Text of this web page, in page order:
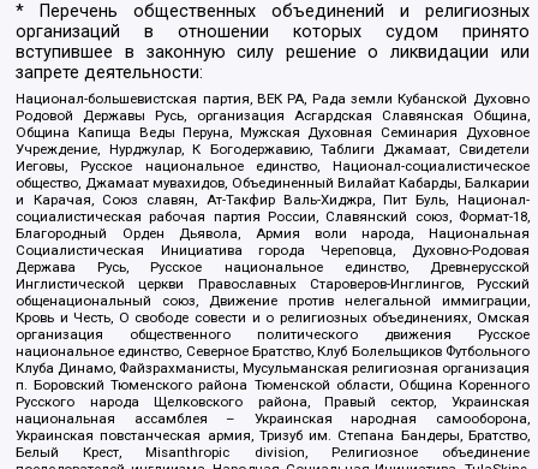
* Перечень общественных объединений и религиозных
организаций в отношении которых судом принято
вступившее в законную силу решение о ликвидации или
запрете деятельности:
Национал-большевистская партия, ВЕК РА, Рада земли Кубанской Духовно
Родовой Державы Русь, организация Асгардская Славянская Община,
Община Капища Веды Перуна, Мужская Духовная Семинария Духовное
Учреждение, Нурджулар, К Богодержавию, Таблиги Джамаат, Свидетели
Иеговы, Русское национальное единство, Национал-социалистическое
общество, Джамаат мувахидов, Объединенный Вилайат Кабарды, Балкарии
и Карачая, Союз славян, Ат-Такфир Валь-Хиджра, Пит Буль, Национал-
социалистическая рабочая партия России, Славянский союз, Формат-18,
Благородный Орден Дьявола, Армия воли народа, Национальная
Социалистическая Инициатива города Череповца, Духовно-Родовая
Держава Русь, Русское национальное единство, Древнерусской
Инглистической церкви Православных Староверов-Инглингов, Русский
общенациональный союз, Движение против нелегальной иммиграции,
Кровь и Честь, О свободе совести и о религиозных объединениях, Омская
организация общественного политического движения Русское
национальное единство, Северное Братство, Клуб Болельщиков Футбольного
Клуба Динамо, Файзрахманисты, Мусульманская религиозная организация
п. Боровский Тюменского района Тюменской области, Община Коренного
Русского народа Щелковского района, Правый сектор, Украинская
национальная ассамблея – Украинская народная самооборона,
Украинская повстанческая армия, Тризуб им. Степана Бандеры, Братство,
Белый Крест, Misanthropic division, Религиозное объединение